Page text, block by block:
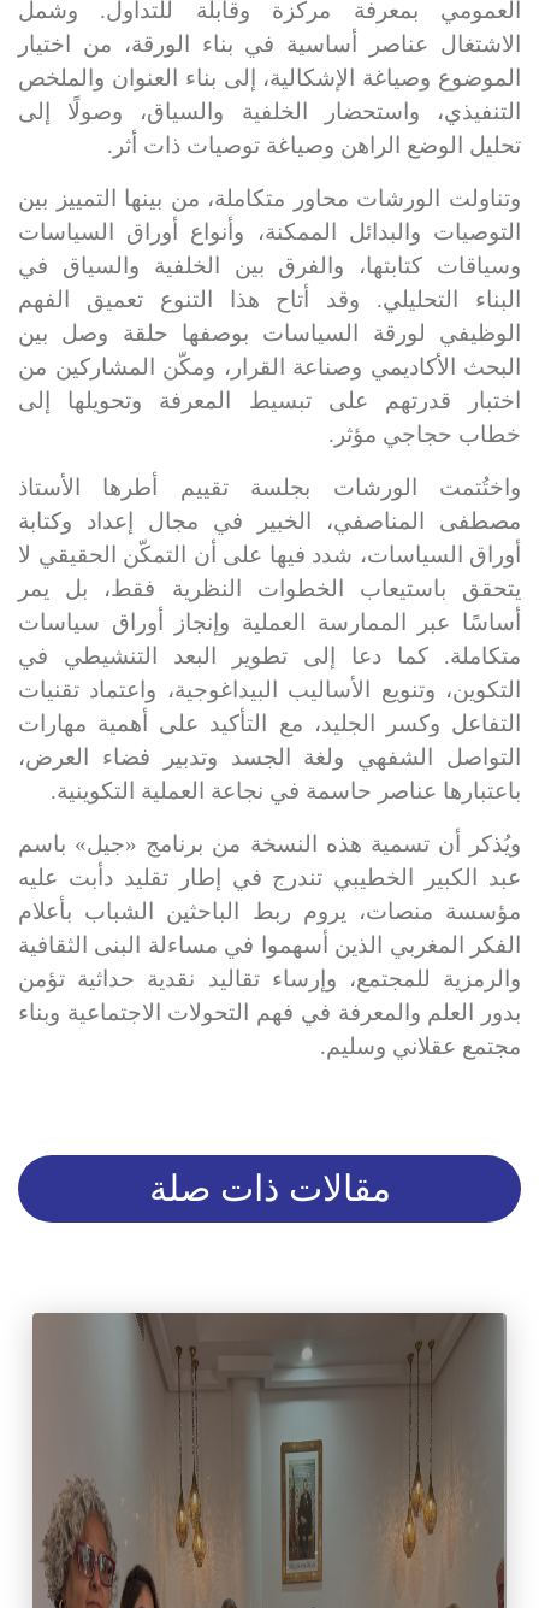
العمومي بمعرفة مركزة وقابلة للتداول. وشمل
الاشتغال عناصر أساسية في بناء الورقة، من اختيار
الموضوع وصياغة الإشكالية، إلى بناء العنوان والملخص
التنفيذي، واستحضار الخلفية والسياق، وصولًا إلى
تحليل الوضع الراهن وصياغة توصيات ذات أثر .
وتناولت الورشات محاور متكاملة، من بينها التمييز بين
التوصيات والبدائل الممكنة، وأنواع أوراق السياسات
وسياقات كتابتها، والفرق بين الخلفية والسياق في
البناء التحليلي. وقد أتاح هذا التنوع تعميق الفهم
الوظيفي لورقة السياسات بوصفها حلقة وصل بين
البحث الأكاديمي وصناعة القرار، ومكّن المشاركين من
اختبار قدرتهم على تبسيط المعرفة وتحويلها إلى
خطاب حجاجي مؤثر .
واختُتمت الورشات بجلسة تقييم أطرها الأستاذ
مصطفى المناصفي، الخبير في مجال إعداد وكتابة
أوراق السياسات، شدد فيها على أن التمكّن الحقيقي لا
يتحقق باستيعاب الخطوات النظرية فقط، بل يمر
أساسًا عبر الممارسة العملية وإنجاز أوراق سياسات
متكاملة. كما دعا إلى تطوير البعد التنشيطي في
التكوين، وتنويع الأساليب البيداغوجية، واعتماد تقنيات
التفاعل وكسر الجليد، مع التأكيد على أهمية مهارات
التواصل الشفهي ولغة الجسد وتدبير فضاء العرض،
باعتبارها عناصر حاسمة في نجاعة العملية التكوينية.
ويُذكر أن تسمية هذه النسخة من برنامج «جيل» باسم
عبد الكبير الخطيبي تندرج في إطار تقليد دأبت عليه
مؤسسة منصات، يروم ربط الباحثين الشباب بأعلام
الفكر المغربي الذين أسهموا في مساءلة البنى الثقافية
والرمزية للمجتمع، وإرساء تقاليد نقدية حداثية تؤمن
بدور العلم والمعرفة في فهم التحولات الاجتماعية وبناء
مجتمع عقلاني وسليم.
مقالات ذات صلة